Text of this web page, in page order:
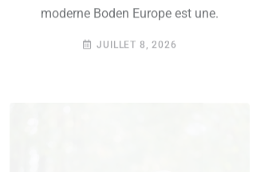
moderne Boden Europe est une.
JUILLET 8, 2026